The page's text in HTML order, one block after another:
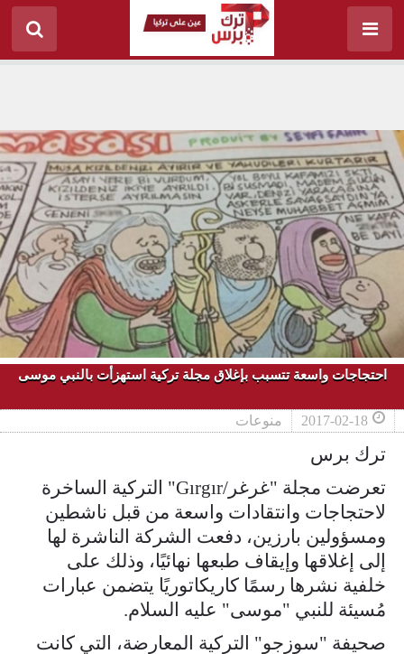
احتجاجات واسعة تتسبب بإغلاق مجلة تركية استهزأت بالنبي موسى
2017-02-18 منوعات
ترك برس
تعرضت مجلة "غرغر/Gırgır" التركية الساخرة
لاحتجاجات وانتقادات واسعة من قبل ناشطين
ومسؤولين بارزين، دفعت الشركة الناشرة لها
إلى إغلاقها وإيقاف طبعها نهائيًا، وذلك على
خلفية نشرها رسمًا كاريكاتوريًا يتضمن عبارات
مُسيئة للنبي "موسى" عليه السلام.
صحيفة "سوزجو" التركية المعارضة، التي كانت